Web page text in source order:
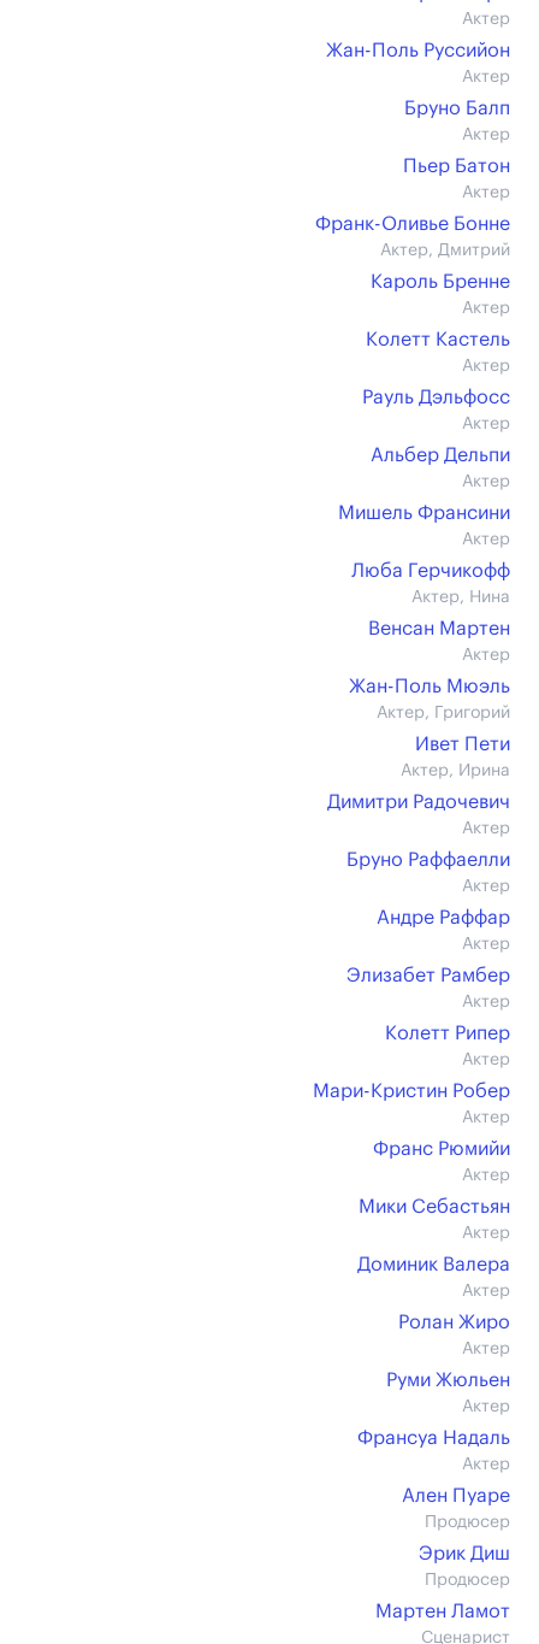
Актер
Жан-Поль Руссийон
Актер
Бруно Балп
Актер
Пьер Батон
Актер
Франк-Оливье Бонне
Актер, Дмитрий
Кароль Бренне
Актер
Колетт Кастель
Актер
Рауль Дэльфосс
Актер
Альбер Дельпи
Актер
Мишель Франсини
Актер
Люба Герчикофф
Актер, Нина
Венсан Мартен
Актер
Жан-Поль Мюэль
Актер, Григорий
Ивет Пети
Актер, Ирина
Димитри Радочевич
Актер
Бруно Раффаелли
Актер
Андре Раффар
Актер
Элизабет Рамбер
Актер
Колетт Рипер
Актер
Мари-Кристин Робер
Актер
Франс Рюмийи
Актер
Мики Себастьян
Актер
Доминик Валера
Актер
Ролан Жиро
Актер
Руми Жюльен
Актер
Франсуа Надаль
Актер
Ален Пуаре
Продюсер
Эрик Диш
Продюсер
Мартен Ламот
Сценарист